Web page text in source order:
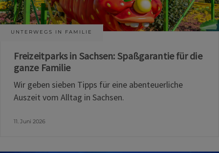
UNTERWEGS IN FAMILIE
Freizeitparks in Sachsen: Spaßgarantie für die
ganze Familie
Wir geben sieben Tipps für eine abenteuerliche
Auszeit vom Alltag in Sachsen.
11. Juni 2026